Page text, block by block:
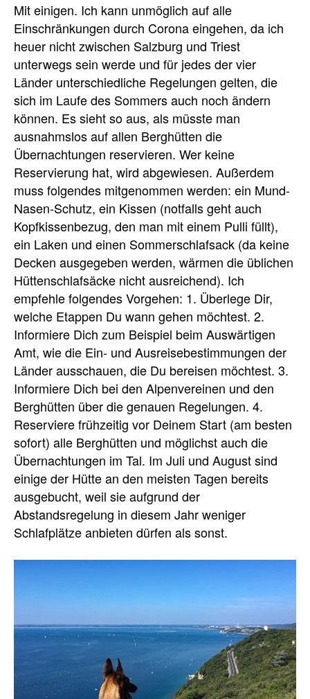
Mit einigen. Ich kann unmöglich auf alle
Einschränkungen durch Corona eingehen, da ich
heuer nicht zwischen Salzburg und Triest
unterwegs sein werde und für jedes der vier
Länder unterschiedliche Regelungen gelten, die
sich im Laufe des Sommers auch noch ändern
können. Es sieht so aus, als müsste man
ausnahmslos auf allen Berghütten die
Übernachtungen reservieren. Wer keine
Reservierung hat, wird abgewiesen. Außerdem
muss folgendes mitgenommen werden: ein Mund-
Nasen-Schutz, ein Kissen (notfalls geht auch
Kopfkissenbezug, den man mit einem Pulli füllt),
ein Laken und einen Sommerschlafsack (da keine
Decken ausgegeben werden, wärmen die üblichen
Hüttenschlafsäcke nicht ausreichend). Ich
empfehle folgendes Vorgehen: 1. Überlege Dir,
welche Etappen Du wann gehen möchtest. 2.
Informiere Dich zum Beispiel beim Auswärtigen
Amt, wie die Ein- und Ausreisebestimmungen der
Länder ausschauen, die Du bereisen möchtest. 3.
Informiere Dich bei den Alpenvereinen und den
Berghütten über die genauen Regelungen. 4.
Reserviere frühzeitig vor Deinem Start (am besten
sofort) alle Berghütten und möglichst auch die
Übernachtungen im Tal. Im Juli und August sind
einige der Hütte an den meisten Tagen bereits
ausgebucht, weil sie aufgrund der
Abstandsregelung in diesem Jahr weniger
Schlafplätze anbieten dürfen als sonst.